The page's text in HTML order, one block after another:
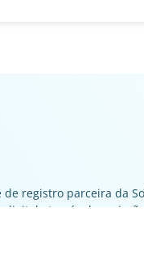
de registro parceira da
através da emissão